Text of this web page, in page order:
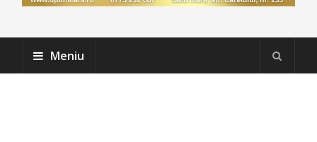
Meniu